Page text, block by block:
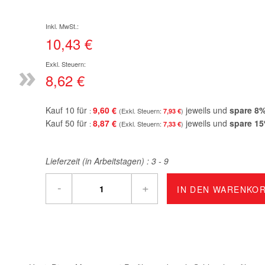
»
10,43 €
8,62 €
Kauf 10 für 9,60 € 7,93 € jeweils und spare 8
Kauf 50 für 8,87 € 7,33 € jeweils und spare 15
Lieferzeit (in Arbeitstagen) : 3 - 9
- + IN DEN